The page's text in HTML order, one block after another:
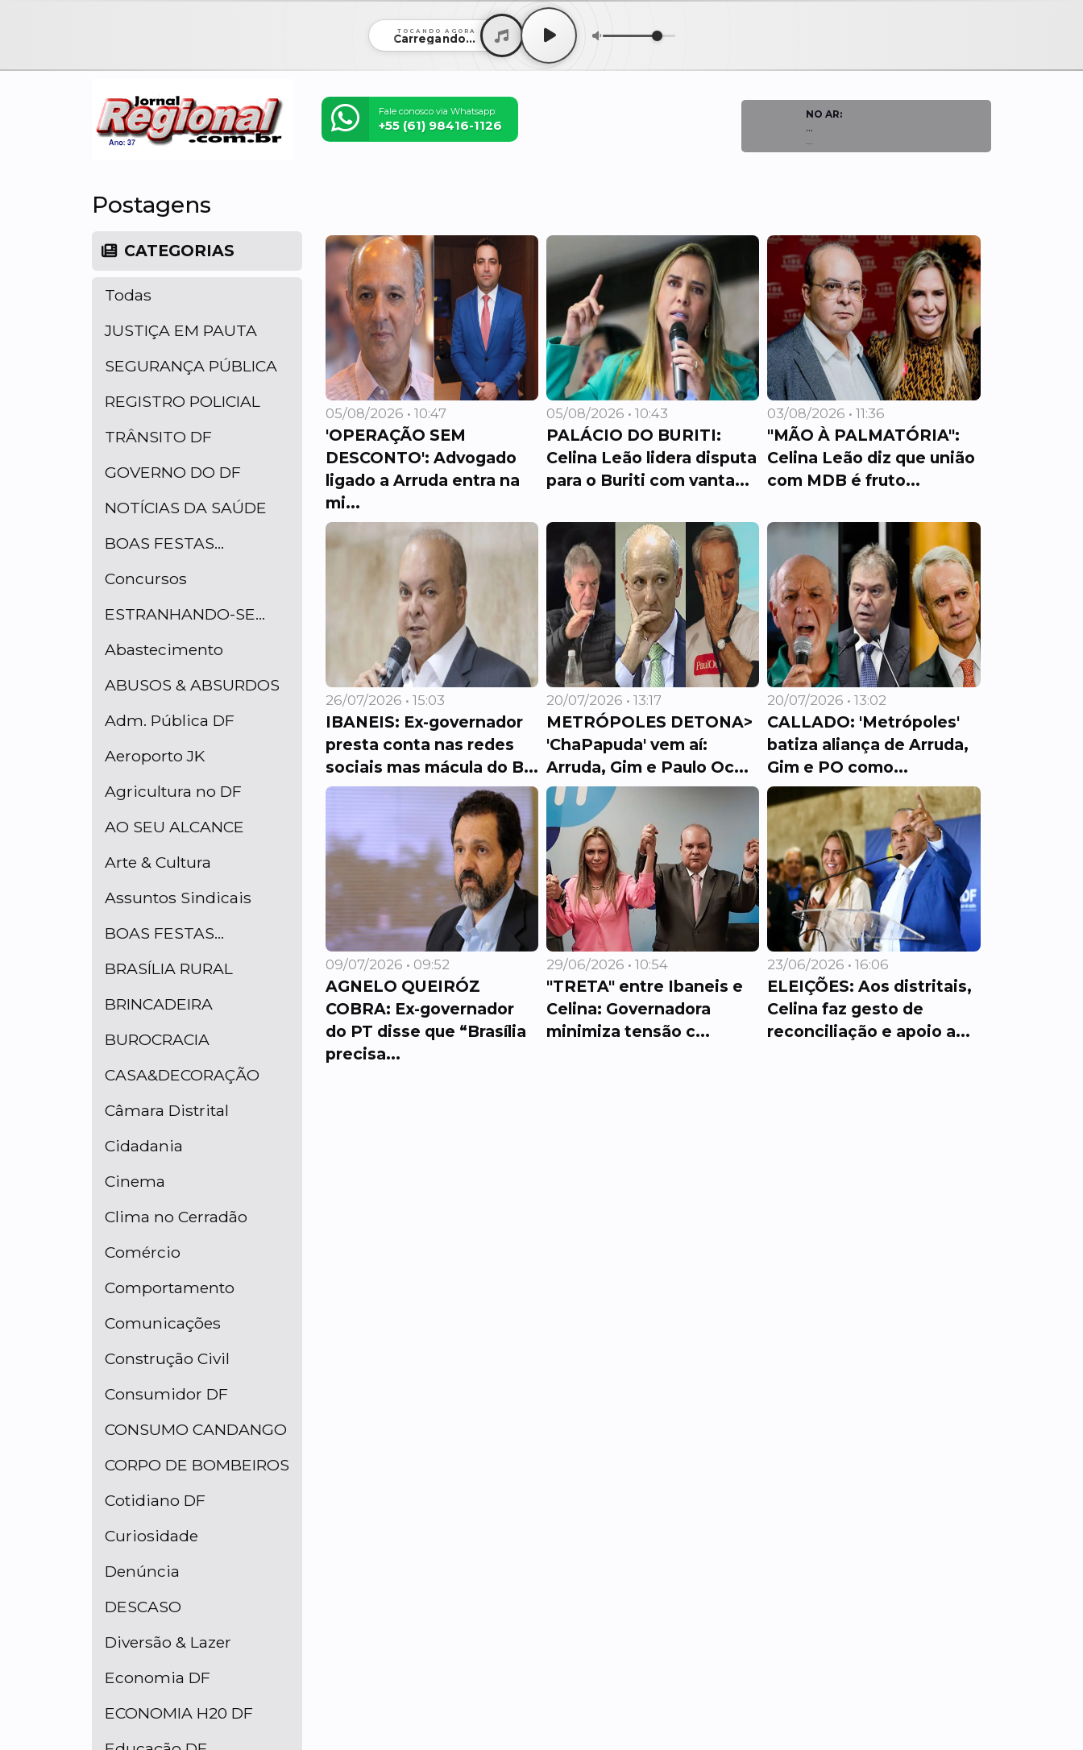
TOCANDO AGORA
Carregando...
Fale conosco via Whatsapp:
+55 (61) 98416-1126
NO AR:
...
Postagens
CATEGORIAS
Todas
JUSTIÇA EM PAUTA
SEGURANÇA PÚBLICA
REGISTRO POLICIAL
TRÂNSITO DF
GOVERNO DO DF
NOTÍCIAS DA SAÚDE
BOAS FESTAS...
Concursos
ESTRANHANDO-SE...
Abastecimento
ABUSOS & ABSURDOS
Adm. Pública DF
Aeroporto JK
Agricultura no DF
AO SEU ALCANCE
Arte & Cultura
Assuntos Sindicais
BOAS FESTAS...
BRASÍLIA RURAL
BRINCADEIRA
BUROCRACIA
CASA&DECORAÇÃO
Câmara Distrital
Cidadania
Cinema
Clima no Cerradão
Comércio
Comportamento
Comunicações
Construção Civil
Consumidor DF
CONSUMO CANDANGO
CORPO DE BOMBEIROS
Cotidiano DF
Curiosidade
Denúncia
DESCASO
Diversão & Lazer
Economia DF
ECONOMIA H20 DF
05/08/2026 • 10:47
'OPERAÇÃO SEM
DESCONTO': Advogado
ligado a Arruda entra na
mi...
05/08/2026 • 10:43
PALÁCIO DO BURITI:
Celina Leão lidera disputa
para o Buriti com vanta...
03/08/2026 • 11:36
"MÃO À PALMATÓRIA":
Celina Leão diz que união
com MDB é fruto...
26/07/2026 • 15:03
IBANEIS: Ex-governador
presta conta nas redes
sociais mas mácula do B...
20/07/2026 • 13:17
METRÓPOLES DETONA>
'ChaPapuda' vem aí:
Arruda, Gim e Paulo Oc...
20/07/2026 • 13:02
CALLADO: 'Metrópoles'
batiza aliança de Arruda,
Gim e PO como...
09/07/2026 • 09:52
AGNELO QUEIRÓZ
COBRA: Ex-governador
do PT disse que “Brasília
precisa...
29/06/2026 • 10:54
"TRETA" entre Ibaneis e
Celina: Governadora
minimiza tensão c...
23/06/2026 • 16:06
ELEIÇÕES: Aos distritais,
Celina faz gesto de
reconciliação e apoio a...